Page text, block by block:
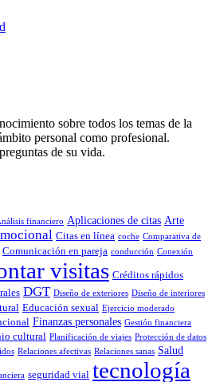
sobre todos los temas de la
personal como profesional.
de su vida.
financiero Aplicaciones de citas Arte
Citas en línea coche Comparativa de
Comunicación en pareja conducción Conexión
visitas Créditos rápidos
DGT Diseño de exteriores Diseño de interiores
Educación sexual Ejercicio moderado
Finanzas personales Gestión financiera
cultural Planificación de viajes Protección de datos
Relaciones afectivas Relaciones sanas Salud
seguridad vial tecnología